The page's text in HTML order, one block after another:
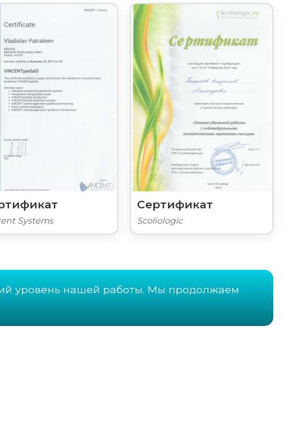
Systems
Сертификат
Scoliologic
уровень нашей работы. Мы продолжаем